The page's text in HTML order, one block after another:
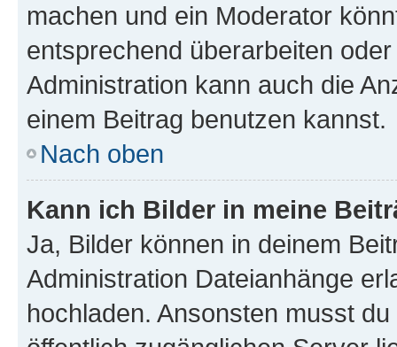
machen und ein Moderator
entsprechend überarbeiten
Administration kann auch die
einem Beitrag benutzen kannst.
Nach oben
Kann ich Bilder in meine
Ja, Bilder können in deinem
Administration Dateianhänge
hochladen. Ansonsten musst